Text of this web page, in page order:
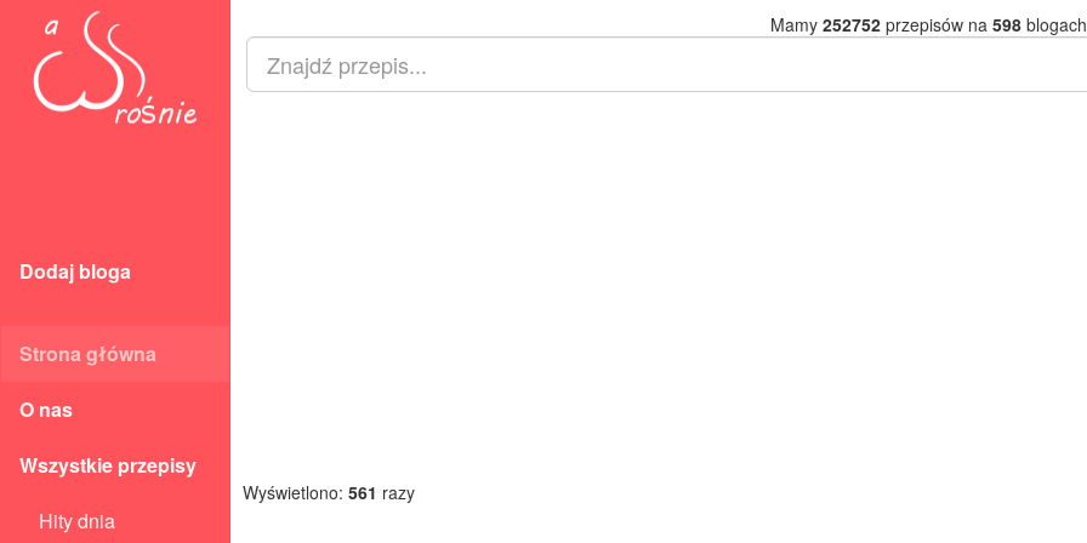
Dodaj bloga
Strona główna
O nas
Wszystkie przepisy
Hity dnia
Mamy 252752przepisów na 598
Wyświetlono: 561 razy